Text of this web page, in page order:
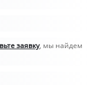
заявку, мы найдем